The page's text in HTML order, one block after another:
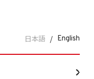
日本語 / English